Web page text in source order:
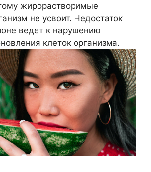
жирорастворимые
не усвоит. Недостаток
ведет к нарушению
клеток организма.